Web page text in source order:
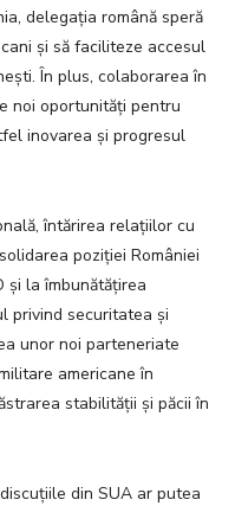
delegația română speră
și să faciliteze accesul
În plus, colaborarea în
noi oportunități pentru
inovarea și progresul
întărirea relațiilor cu
poziției României
și la îmbunătățirea
privind securitatea și
unor noi parteneriate
americane în
stabilității și păcii în
din SUA ar putea